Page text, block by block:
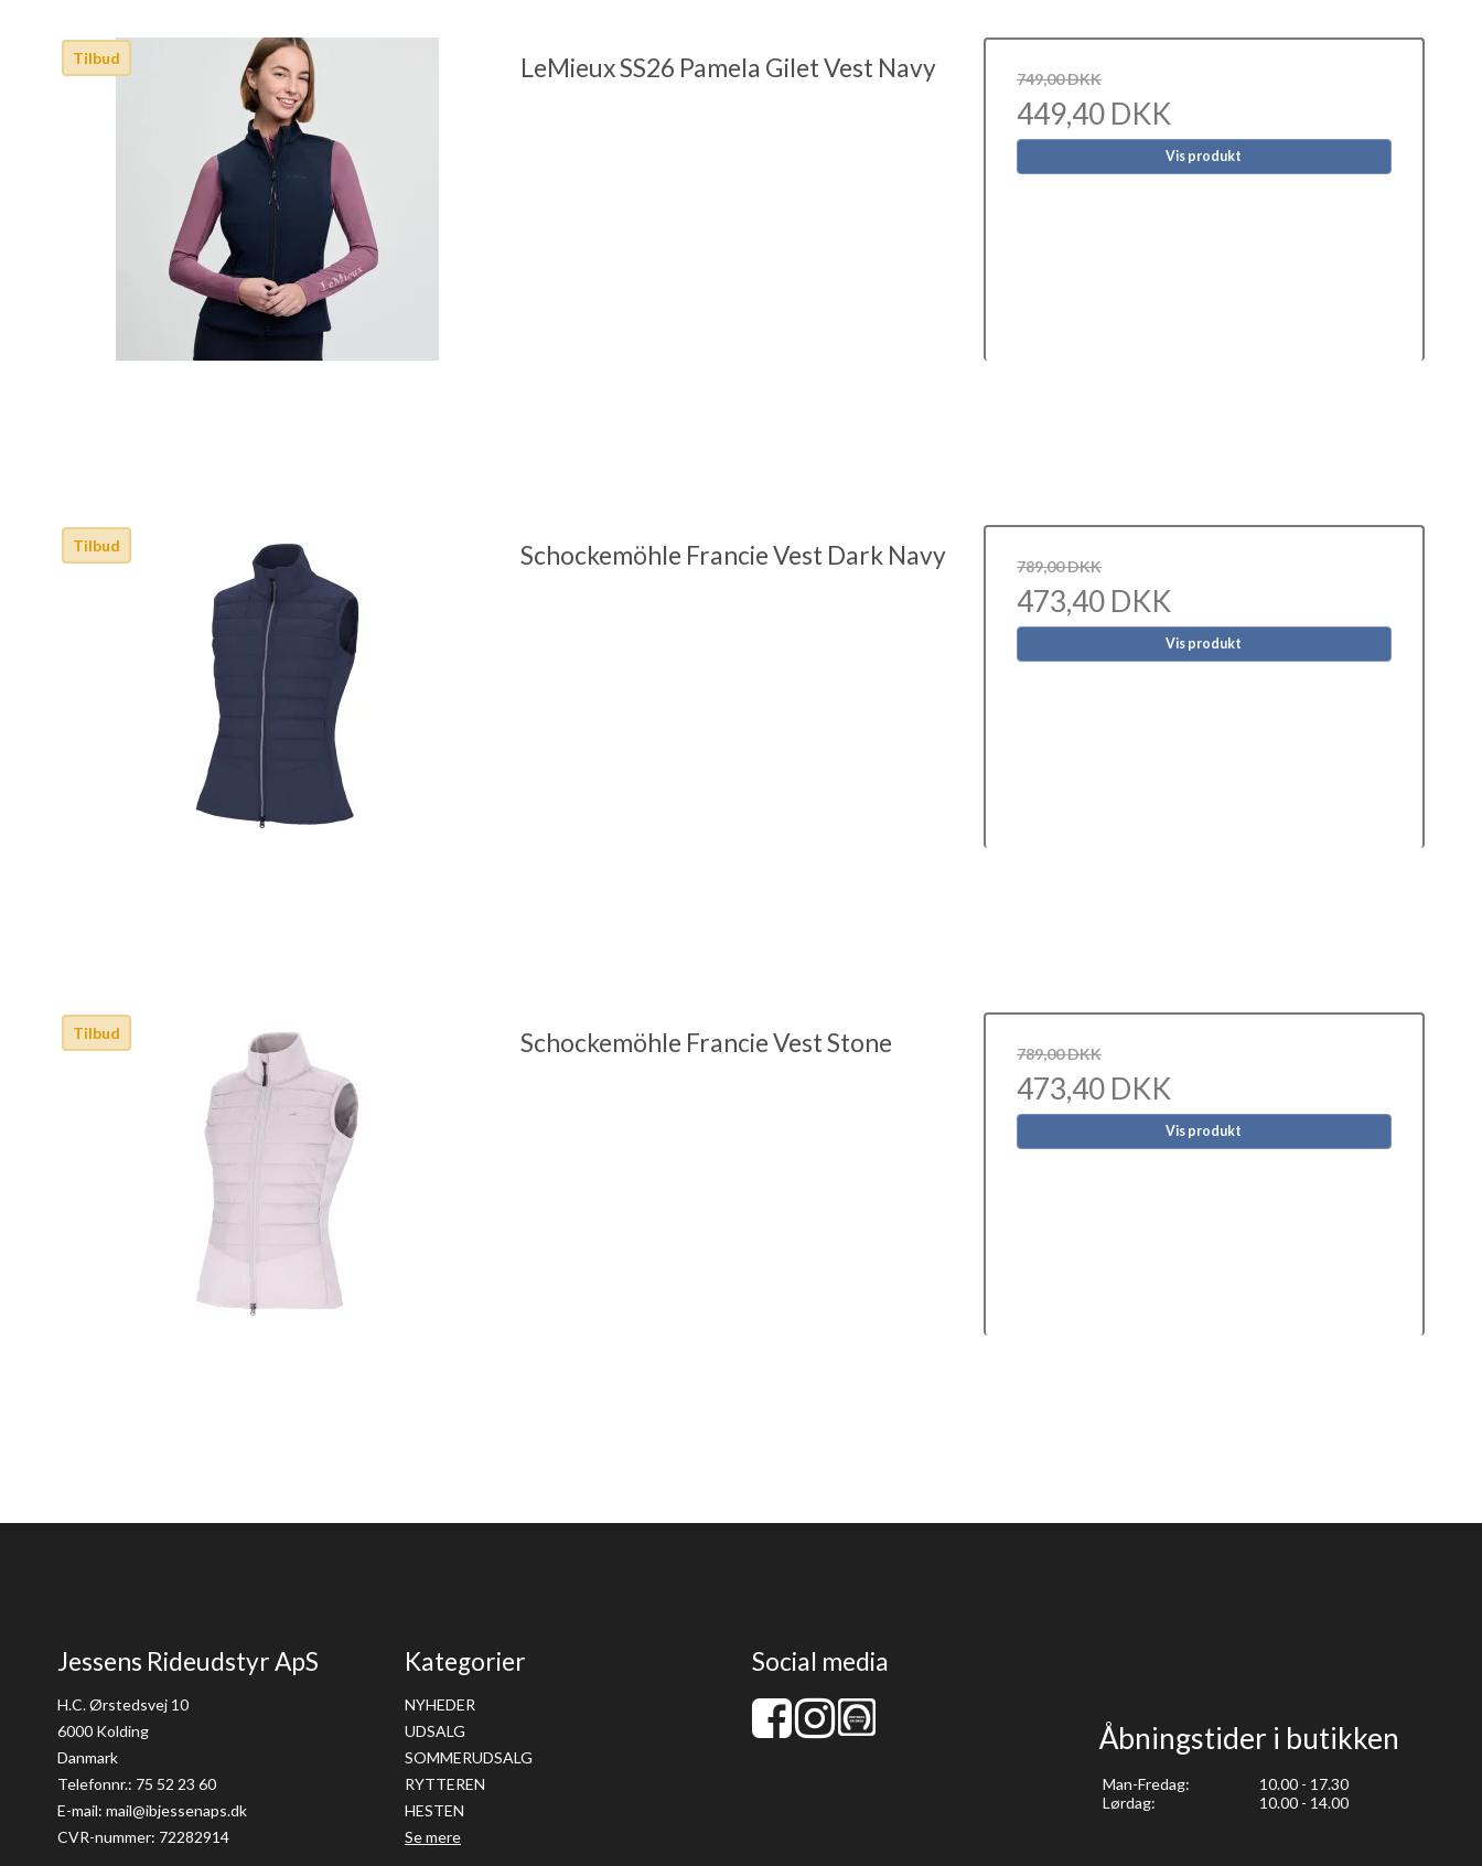
Tilbud LeMieux SS26 Pamela Gilet Vest Navy 749,00 DKK
449,40 DKK
Vis produkt
Tilbud Schockemöhle Francie Vest Dark Navy 789,00 DKK
473,40 DKK
Vis produkt
Tilbud Schockemöhle Francie Vest Stone 789,00 DKK
473,40 DKK
Vis produkt
Jessens Rideudstyr ApS
H.C. Ørstedsvej 10
6000 Kolding
Danmark
Telefonnr.: 75 52 23 60
E-mail: mail@ibjessenaps.dk
CVR-nummer: 72282914
Kategorier
NYHEDER
UDSALG
SOMMERUDSALG
RYTTEREN
HESTEN
Se mere
Social media
Åbningstider i butikken
Man-Fredag:
10.00 - 17.30
Lørdag:
10.00 - 14.00